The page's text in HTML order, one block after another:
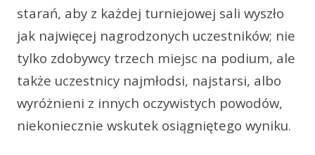
starań, aby z każdej turniejowej sali wyszło
jak najwięcej nagrodzonych uczestników; nie
tylko zdobywcy trzech miejsc na podium, ale
także uczestnicy najmłodsi, najstarsi, albo
wyróżnieni z innych oczywistych powodów,
niekoniecznie wskutek osiągniętego wyniku.